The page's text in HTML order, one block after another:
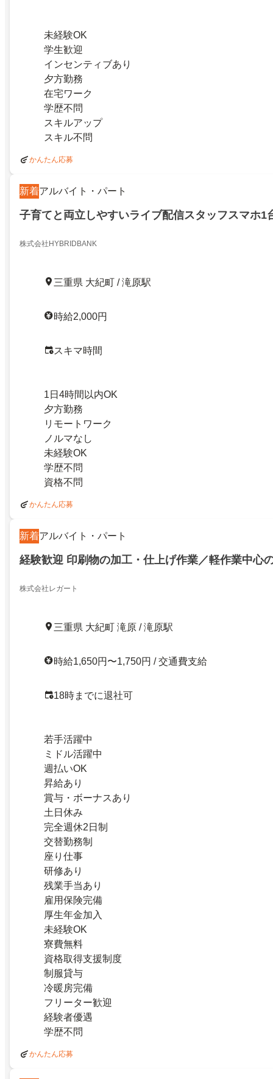
未経験OK
学生歓迎
インセンティブあり
夕方勤務
在宅ワーク
学歴不問
スキルアップ
スキル不問
かんたん応募
新着アルバイト・パート
子育てと両立しやすいライブ配信スタッフスマホ1
株式会社HYBRIDBANK
三重県 大紀町 / 滝原駅
時給2,000円
スキマ時間
1日4時間以内OK
夕方勤務
リモートワーク
ノルマなし
未経験OK
学歴不問
資格不問
かんたん応募
新着アルバイト・パート
経験歓迎 印刷物の加工・仕上げ作業／軽作業中心
株式会社レガート
三重県 大紀町 滝原 / 滝原駅
時給1,650円〜1,750円 / 交通費支給
18時までに退社可
若手活躍中
ミドル活躍中
週払いOK
昇給あり
賞与・ボーナスあり
土日休み
完全週休2日制
交替勤務制
座り仕事
研修あり
残業手当あり
雇用保険完備
厚生年金加入
未経験OK
寮費無料
資格取得支援制度
制服貸与
冷暖房完備
フリーター歓迎
経験者優遇
学歴不問
かんたん応募